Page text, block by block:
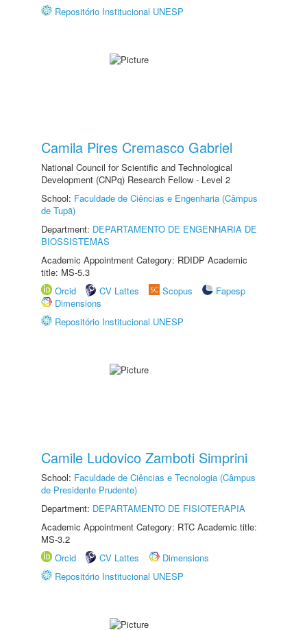
Repositório Institucional UNESP
Camila Pires Cremasco Gabriel
National Council for Scientific and Technological
Development (CNPq) Research Fellow - Level 2
School: Faculdade de Ciências e Engenharia (Câmpus
de Tupã)
Department: DEPARTAMENTO DE ENGENHARIA DE
BIOSSISTEMAS
Academic Appointment Category: RDIDP Academic
title: MS-5.3
Orcid
CV Lattes Scopus
Fapesp
Dimensions
Repositório Institucional UNESP
Camile Ludovico Zamboti Simprini
School: Faculdade de Ciências e Tecnologia (Câmpus
de Presidente Prudente)
Department: DEPARTAMENTO DE FISIOTERAPIA
Academic Appointment Category: RTC Academic title:
MS-3.2
Orcid
CV Lattes
Dimensions
Repositório Institucional UNESP